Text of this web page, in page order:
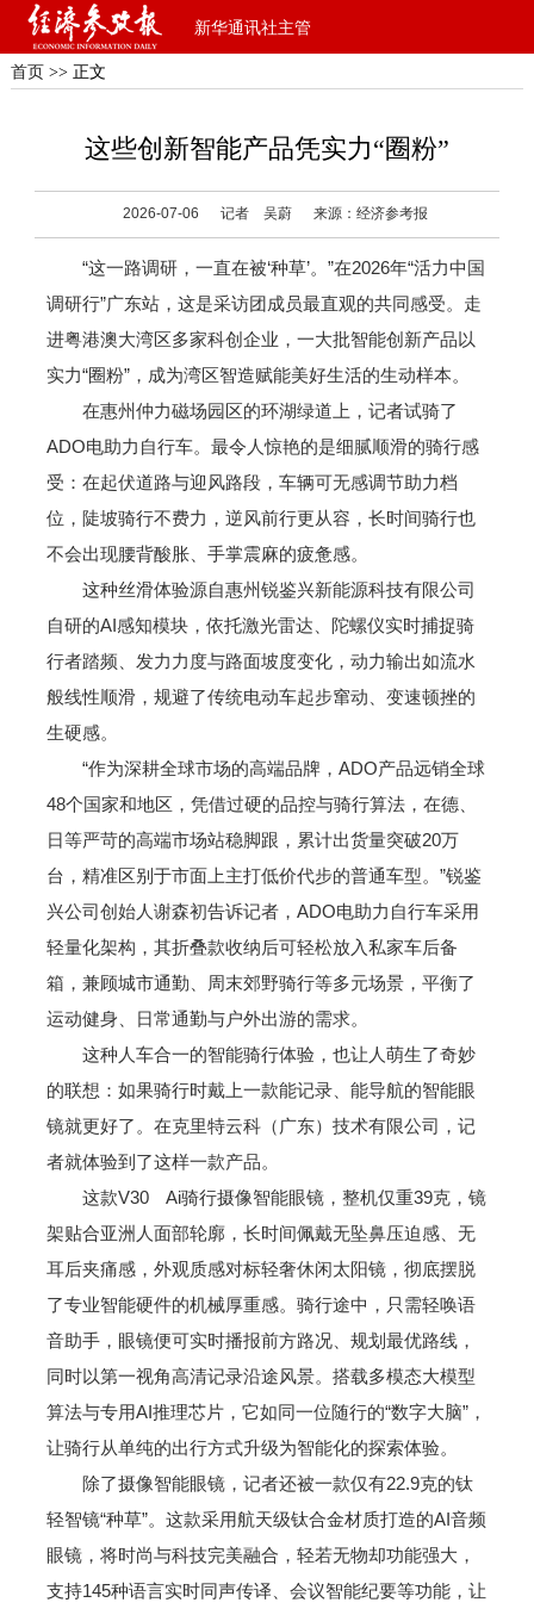
新华通讯社主管
首页 >> 正文
这些创新智能产品凭实力“圈粉”
2026-07-06 记者 吴蔚 来源：经济参考报
“这一路调研，一直在被‘种草’。”在2026年“活力中国
调研行”广东站，这是采访团成员最直观的共同感受。走
进粤港澳大湾区多家科创企业，一大批智能创新产品以
实力“圈粉”，成为湾区智造赋能美好生活的生动样本。
在惠州仲力磁场园区的环湖绿道上，记者试骑了
ADO电助力自行车。最令人惊艳的是细腻顺滑的骑行感
受：在起伏道路与迎风路段，车辆可无感调节助力档
位，陡坡骑行不费力，逆风前行更从容，长时间骑行也
不会出现腰背酸胀、手掌震麻的疲惫感。
这种丝滑体验源自惠州锐鉴兴新能源科技有限公司
自研的AI感知模块，依托激光雷达、陀螺仪实时捕捉骑
行者踏频、发力力度与路面坡度变化，动力输出如流水
般线性顺滑，规避了传统电动车起步窜动、变速顿挫的
生硬感。
“作为深耕全球市场的高端品牌，ADO产品远销全球
48个国家和地区，凭借过硬的品控与骑行算法，在德、
日等严苛的高端市场站稳脚跟，累计出货量突破20万
台，精准区别于市面上主打低价代步的普通车型。”锐鉴
兴公司创始人谢森初告诉记者，ADO电助力自行车采用
轻量化架构，其折叠款收纳后可轻松放入私家车后备
箱，兼顾城市通勤、周末郊野骑行等多元场景，平衡了
运动健身、日常通勤与户外出游的需求。
这种人车合一的智能骑行体验，也让人萌生了奇妙
的联想：如果骑行时戴上一款能记录、能导航的智能眼
镜就更好了。在克里特云科（广东）技术有限公司，记
者就体验到了这样一款产品。
这款V30 Ai骑行摄像智能眼镜，整机仅重39克，镜
架贴合亚洲人面部轮廓，长时间佩戴无坠鼻压迫感、无
耳后夹痛感，外观质感对标轻奢休闲太阳镜，彻底摆脱
了专业智能硬件的机械厚重感。骑行途中，只需轻唤语
音助手，眼镜便可实时播报前方路况、规划最优路线，
同时以第一视角高清记录沿途风景。搭载多模态大模型
算法与专用AI推理芯片，它如同一位随行的“数字大脑”，
让骑行从单纯的出行方式升级为智能化的探索体验。
除了摄像智能眼镜，记者还被一款仅有22.9克的钛
轻智镜“种草”。这款采用航天级钛合金材质打造的AI音频
眼镜，将时尚与科技完美融合，轻若无物却功能强大，
支持145种语言实时同声传译、会议智能纪要等功能，让